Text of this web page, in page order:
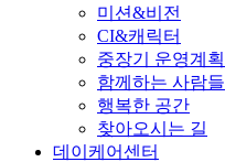
미션&비전
CI&캐릭터
중장기 운영계획
함께하는 사람들
행복한 공간
찾아오시는 길
데이케어센터